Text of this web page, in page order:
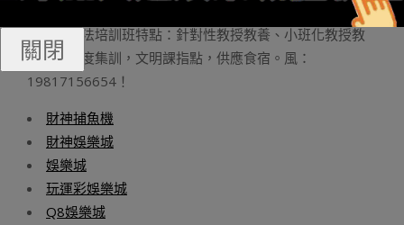
班，2024年杭州書法培訓班招生首要針對高考書法培訓的
門生，書法培訓班特點：針對性教授教養、小班化教授教
養，高強度集訓，文明課指點，供應食宿。風：
19817156654！
財神捕魚機
財神娛樂城
娛樂城
玩運彩娛樂城
Q8娛樂城
關閉